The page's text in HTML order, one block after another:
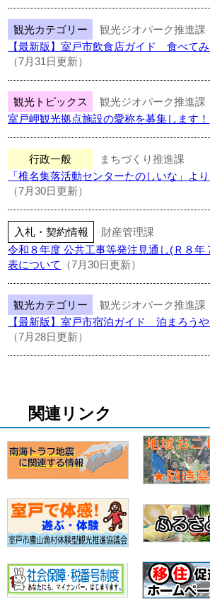
観光カテゴリー
観光ジオパーク推進課
【最新版】室戸市飲食店ガイド 食べて
（7月31日更新）
観光トピックス
観光ジオパーク推進課
室戸岬観光拠点施設の愛称を募集します！
行政一般
まちづくり推進課
「椎名集落活動センターたのしいな」
（7月30日更新）
入札・契約情報
財産管理課
令和８年度 公共工事等発注見通し(Ｒ８年
表について
（7月30日更新）
観光カテゴリー
観光ジオパーク推進課
【最新版】室戸市宿泊ガイド 泊まろうや
（7月28日更新）
関連リンク